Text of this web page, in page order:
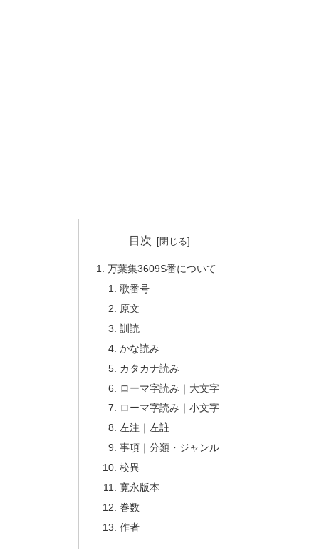
目次
万葉集3609S番について
歌番号
原文
訓読
かな読み
カタカナ読み
ローマ字読み｜大文字
ローマ字読み｜小文字
左注｜左註
事項｜分類・ジャンル
校異
寛永版本
巻数
作者